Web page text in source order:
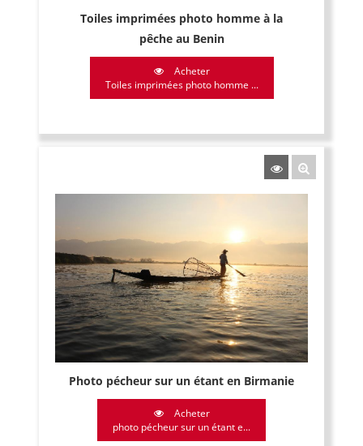
Toiles imprimées photo homme à la
pêche au Benin
Acheter
Toiles imprimées photo homme ...
Photo pécheur sur un étant en Birmanie
Acheter
photo pécheur sur un étant e...